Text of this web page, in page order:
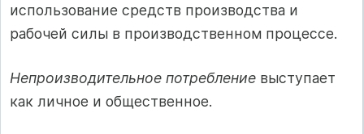
использование средств производства и
рабочей силы в производственном процессе.
Непроизводительное потребление выступает
как личное и общественное.